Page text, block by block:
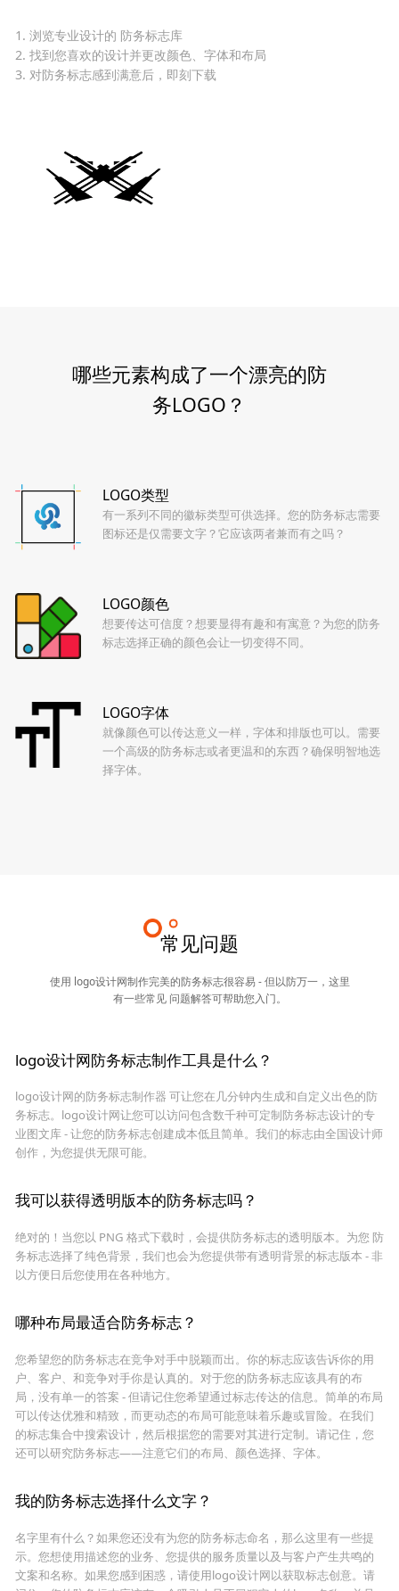
1. 浏览专业设计的 防务标志库
2. 找到您喜欢的设计并更改颜色、字体和布局
3. 对防务标志感到满意后，即刻下载
哪些元素构成了一个漂亮的防
务LOGO？
LOGO类型
有一系列不同的徽标类型可供选择。您的防务标志需要
图标还是仅需要文字？它应该两者兼而有之吗？
LOGO颜色
想要传达可信度？想要显得有趣和有寓意？为您的防务
标志选择正确的颜色会让一切变得不同。
LOGO字体
就像颜色可以传达意义一样，字体和排版也可以。需要
一个高级的防务标志或者更温和的东西？确保明智地选
择字体。
常见问题
使用 logo设计网制作完美的防务标志很容易 - 但以防万一，这里
有一些常见 问题解答可帮助您入门。
logo设计网防务标志制作工具是什么？
logo设计网的防务标志制作器 可让您在几分钟内生成和自定义出色的防
务标志。logo设计网让您可以访问包含数千种可定制防务标志设计的专
业图文库 - 让您的防务标志创建成本低且简单。我们的标志由全国设计师
创作，为您提供无限可能。
我可以获得透明版本的防务标志吗？
绝对的！当您以 PNG 格式下载时，会提供防务标志的透明版本。为您 防
务标志选择了纯色背景，我们也会为您提供带有透明背景的标志版本 - 非
以方便日后您使用在各种地方。
哪种布局最适合防务标志？
您希望您的防务标志在竞争对手中脱颖而出。你的标志应该告诉你的用
户、客户、和竞争对手你是认真的。对于您的防务标志应该具有的布
局，没有单一的答案 - 但请记住您希望通过标志传达的信息。简单的布局
可以传达优雅和精致，而更动态的布局可能意味着乐趣或冒险。在我们
的标志集合中搜索设计，然后根据您的需要对其进行定制。请记住，您
还可以研究防务标志——注意它们的布局、颜色选择、字体。
我的防务标志选择什么文字？
名字里有什么？如果您还没有为您的防务标志命名，那么这里有一些提
示。您想使用描述您的业务、您提供的服务质量以及与客户产生共鸣的
文案和名称。如果您感到困惑，请使用logo设计网以获取标志创意。请